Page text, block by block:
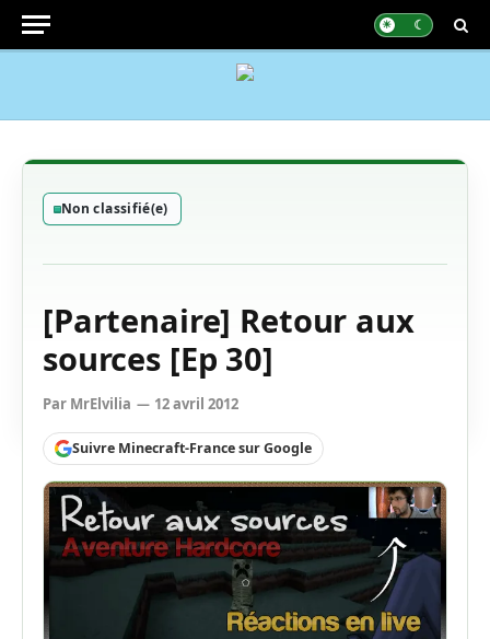
Non classifié(e)
[Partenaire] Retour aux
sources [Ep 30]
Par MrElvilia 12 avril 2012
Suivre Minecraft-France sur Google